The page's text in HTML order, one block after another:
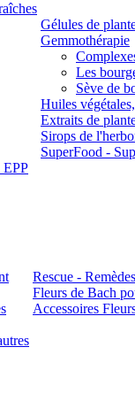
EPP
Gélules de
Gemmothérapie
Les
Sève de
Huiles
Extraits de
Sirops de
SuperFood -
Rescue -
Fleurs de Bach
Accessoires